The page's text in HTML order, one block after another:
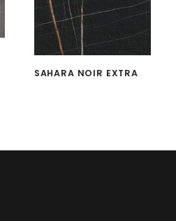
SAHARA NOIR EXTRA